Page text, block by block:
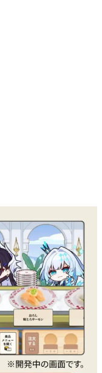
ムの魅力を画面や操作の
、硬派で骨太な評論連載
… ゲームにまつわる言葉
ーター文化史研究家・タ